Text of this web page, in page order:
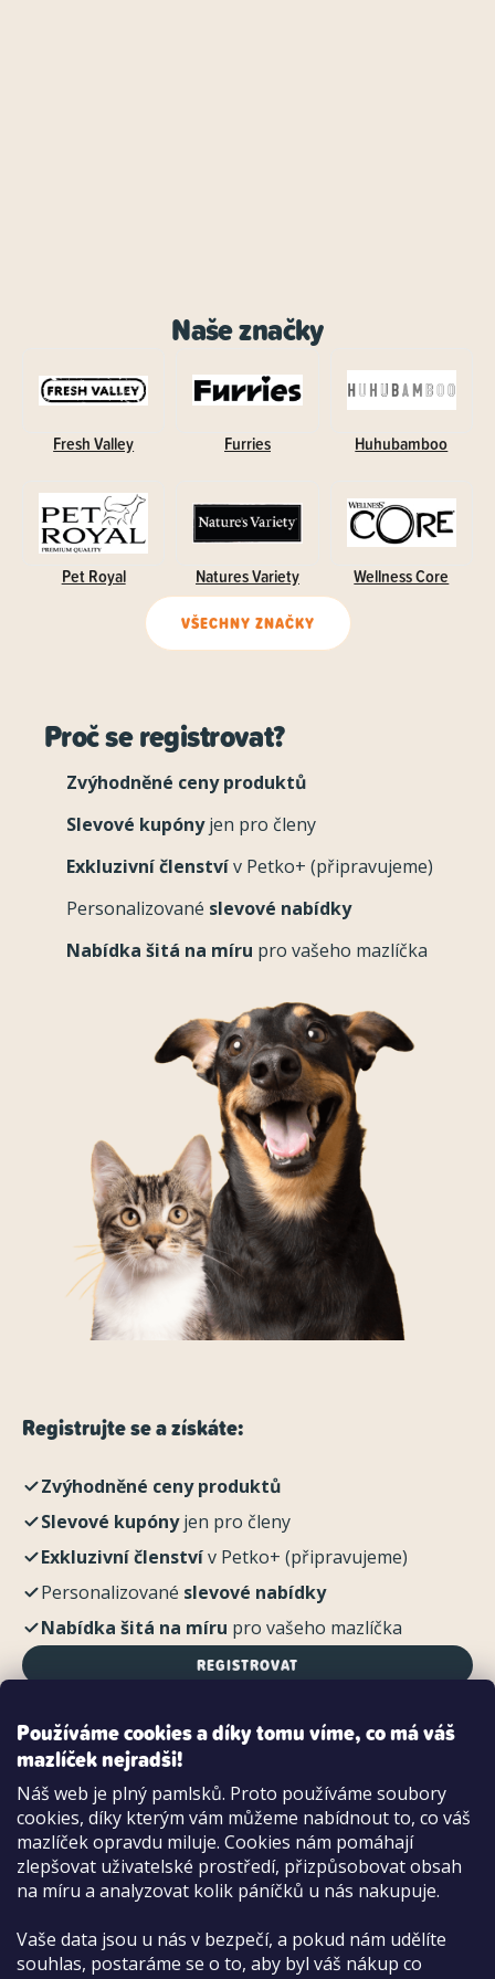
Používáme cookies a díky tomu víme, co má váš
mazlíček nejradši!
Náš web je plný pamlsků. Proto používáme soubory
cookies, díky kterým vám můžeme nabídnout to, co váš
mazlíček opravdu miluje. Cookies nám pomáhají
zlepšovat uživatelské prostředí, přizpůsobovat obsah
na míru a analyzovat kolik páníčků u nás nakupuje.
Vaše data jsou u nás v bezpečí, a pokud nám udělíte
souhlas, postaráme se o to, aby byl váš nákup co
Naše značky
Fresh Valley Furries Huhubamboo
Pet Royal Natures Variety Wellness Core
VŠECHNY ZNAČKY
Proč se registrovat?
Zvýhodněné ceny produktů
Slevové kupónyjen pro členy
Exkluzivní členstvív Petko+ (připravujeme)
Personalizované slevové nabídky
Nabídka šitá na míru pro vašeho mazlíčka
Registrujte se a získáte:
Zvýhodněné ceny produktů
Slevové kupónyjen pro členy
Exkluzivní členstvív Petko+ (připravujeme)
Personalizované slevové nabídky
Nabídka šitá na míru pro vašeho mazlíčka
REGISTROVAT
Možnosti platby:
Dobírkou
Hotově i kartou na pobočce